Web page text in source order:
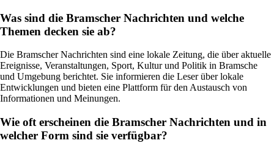
Was sind die Bramscher Nachrichten und welche
Themen decken sie ab?
Die Bramscher Nachrichten sind eine lokale Zeitung, die über aktuelle
Ereignisse, Veranstaltungen, Sport, Kultur und Politik in Bramsche
und Umgebung berichtet. Sie informieren die Leser über lokale
Entwicklungen und bieten eine Plattform für den Austausch von
Informationen und Meinungen.
Wie oft erscheinen die Bramscher Nachrichten und in
welcher Form sind sie verfügbar?